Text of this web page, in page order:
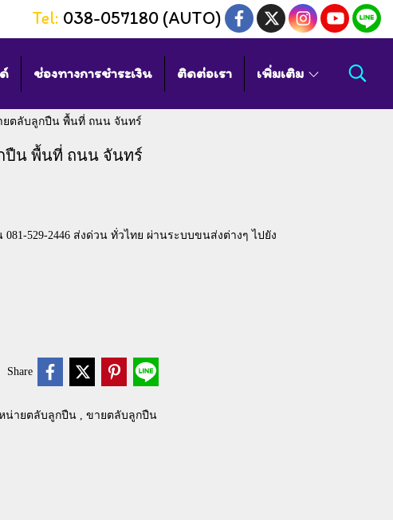
Tel: 038-057180 (AUTO)
ช่องทางการชำระเงิน ติดต่อเรา เพิ่มเติม
ตลับลูกปืน พื้นที่ ถนน จันทร์
ปืน พื้นที่ ถนน จันทร์
529-2446 ส่งด่วน ทั่วไทย ผ่านระบบขนส่งต่างๆ ไปยัง
Share
น่ายตลับลูกปืน , ขายตลับลูกปืน